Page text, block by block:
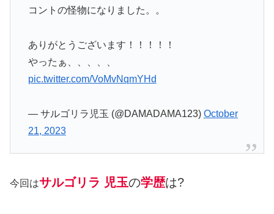
コントの怪物になりました。。
ありがとうございます！！！！！
やったぁ、、、、、
pic.twitter.com/VoMvNqmYHd
— サルゴリラ児玉 (@DAMADAMA123) October
21, 2023
今回はサルゴリラ 児玉の学歴は?